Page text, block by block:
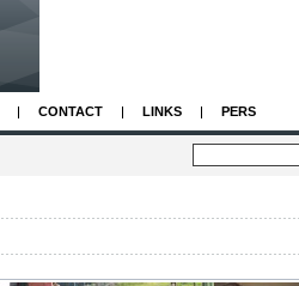
CONTACT LINKS PERS